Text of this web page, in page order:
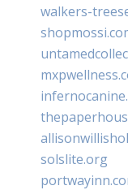
walkers-
solslite.org